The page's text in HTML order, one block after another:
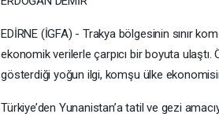
EDİRNE (İGFA) - Trakya bölgesinin sınır
ekonomik verilerle çarpıcı bir boyuta
gösterdiği yoğun ilgi, komşu ülke
Türkiye’den Yunanistan’a tatil ve gezi